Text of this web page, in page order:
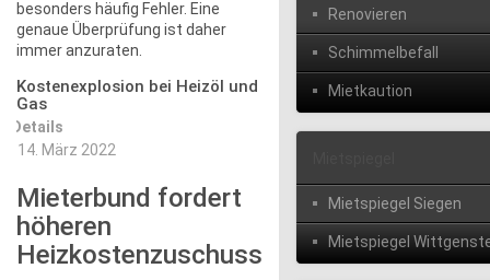
besonders häufig Fehler. Eine
genaue Überprüfung ist daher
immer anzuraten.
Kostenexplosion bei Heizöl und
Gas
Details
14. März 2022
Mieterbund fordert
höheren
Heizkostenzuschuss
Renovieren
Schimmelbefall
Mietkaution
Mietspiegel Siegen
Mietspiegel